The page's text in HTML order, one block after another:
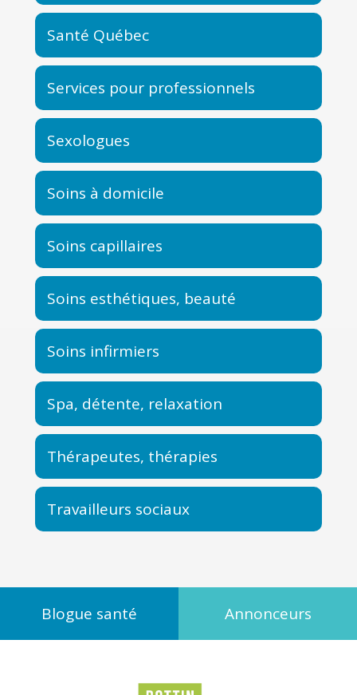
Santé Québec
Services pour professionnels
Sexologues
Soins à domicile
Soins capillaires
Soins esthétiques, beauté
Soins infirmiers
Spa, détente, relaxation
Thérapeutes, thérapies
Travailleurs sociaux
Blogue santé Annonceurs